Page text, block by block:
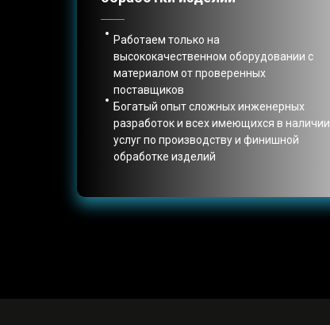
Работаем только на
высококачественном оборудовании с
материалом от проверенных
поставщиков
Богатый опыт сложных инженерных
разработок и всех имеющихся в наличии
услуг по производству и финишной
обработке изделий